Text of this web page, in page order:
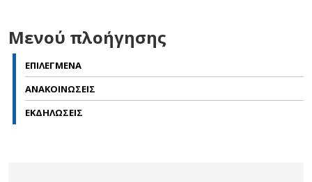
Μενού πλοήγησης
ΕΠΙΛΕΓΜΕΝΑ
ΑΝΑΚΟΙΝΩΣΕΙΣ
ΕΚΔΗΛΩΣΕΙΣ